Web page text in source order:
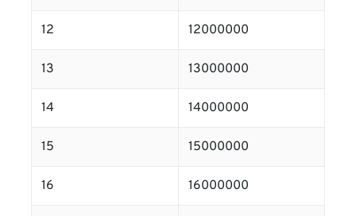
12 12000000
13 13000000
14 14000000
15 15000000
16 16000000